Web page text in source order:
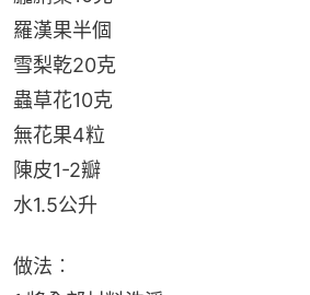
羅漢果半個
雪梨乾20克
蟲草花10克
無花果4粒
陳皮1-2瓣
水1.5公升
做法︰